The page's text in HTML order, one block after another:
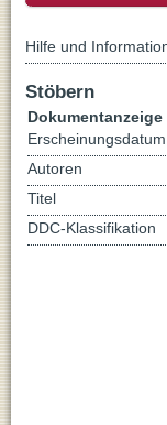
Hilfe und
Stöbern
Dokumentanzeige
Erscheinungsdatum
Autoren
Titel
DDC-Klassifikation